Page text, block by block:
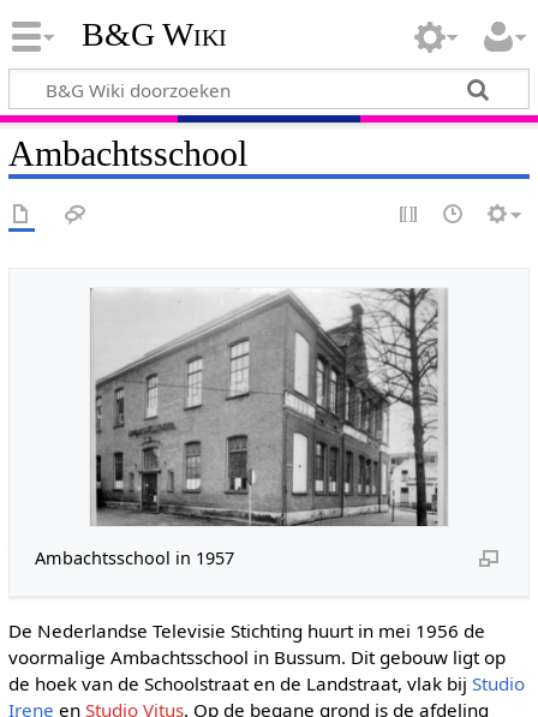
B&G Wiki
Ambachtsschool
Ambachtsschool in 1957
De Nederlandse Televisie Stichting huurt in mei 1956 de
voormalige Ambachtsschool in Bussum. Dit gebouw ligt op
de hoek van de Schoolstraat en de Landstraat, vlak bij Studio
Irene en Studio Vitus. Op de begane grond is de afdeling